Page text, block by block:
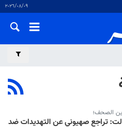
٠٩‏/٠٨‏/٢٠٢٦
الصحف؛
تراجع صهيوني عن التهديدات ضد